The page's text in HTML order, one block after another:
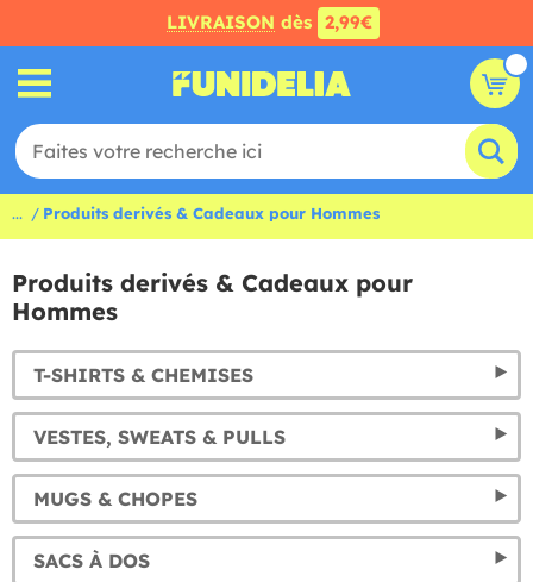
LIVRAISON dès 2,99€
... Produits derivés & Cadeaux pour Hommes
Produits derivés & Cadeaux pour
Hommes
T-SHIRTS & CHEMISES
VESTES, SWEATS & PULLS
MUGS & CHOPES
SACS À DOS